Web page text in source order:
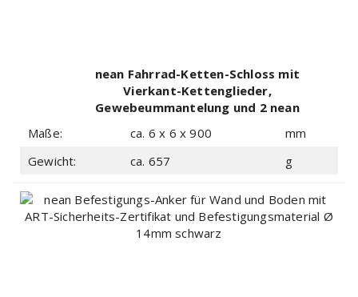
nean Fahrrad-Ketten-Schloss mit
Vierkant-Kettenglieder,
Gewebeummantelung und 2 nean
schwarz
Maße: ca. 6 x 6 x 900
mm
Gewicht:
ca. 657 g